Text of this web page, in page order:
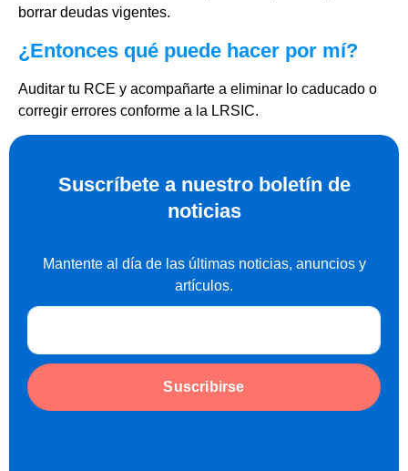
borrar deudas vigentes.
¿Entonces qué puede hacer por mí?
Auditar tu RCE y acompañarte a eliminar lo caducado o
corregir errores conforme a la LRSIC.
Suscríbete a nuestro boletín de
noticias
Mantente al día de las últimas noticias, anuncios y
artículos.
Suscribirse